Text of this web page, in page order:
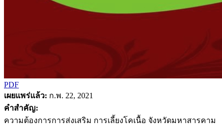
PDF
เผยแพร่แล้ว: ก.พ. 22, 2021
คำสำคัญ:
ความต้องการการส่งเสริม การเลี้ยงโคเนื้อ จังหวัดมหาสารคาม